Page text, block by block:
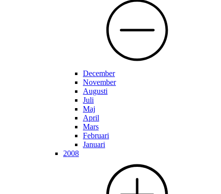
December
November
Augusti
Juli
Maj
April
Mars
Februari
Januari
2008